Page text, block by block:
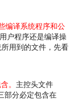
编译系统程序和公
户程序还是编译操
用到的文件，先看
。 主控头文件
部分必定包含在